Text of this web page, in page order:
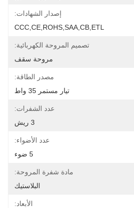
إصدار الشهادات:
CCC,CE,ROHS,SAA,CB,ETL
تصميم المروحة الكهربائية:
مروحة سقف
مصدر الطاقة:
تيار مستمر 35 واط
عدد الشفرات:
عدد الأضواء:
5 ضوء
مادة شفرة المروحة:
البلاستيك
الأبعاد: